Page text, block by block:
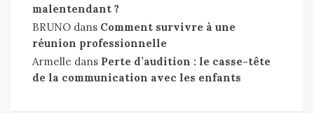
malentendant ?
BRUNO dans Comment survivre à une
réunion professionnelle
Armelle dans Perte d’audition : le casse-tête
de la communication avec les enfants